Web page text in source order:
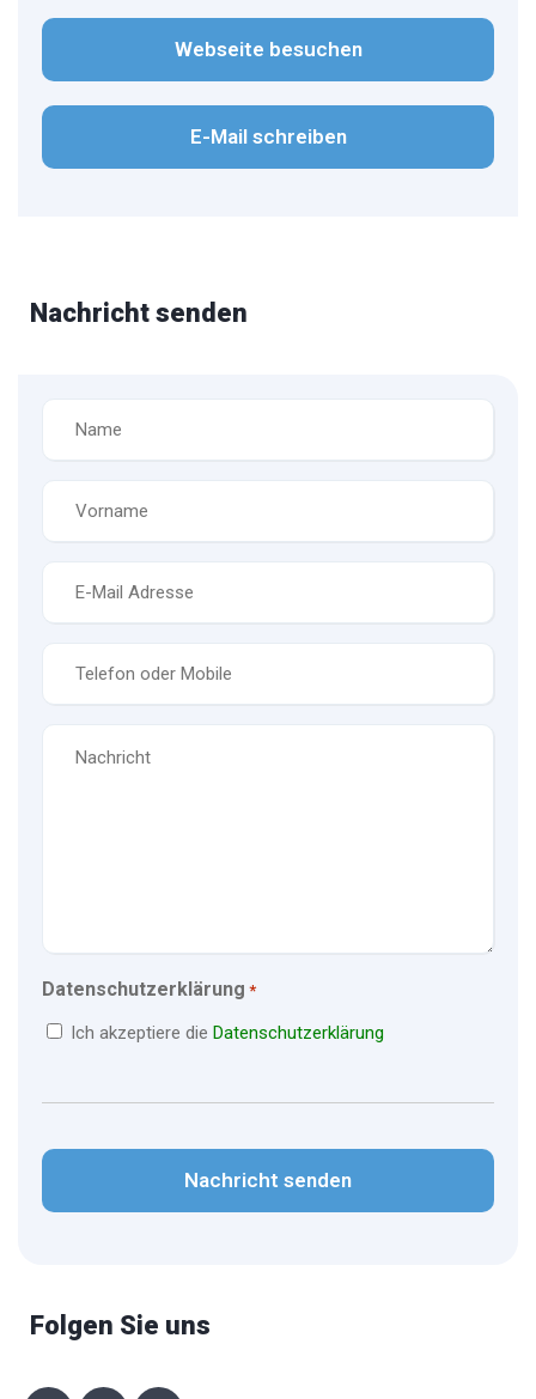
Webseite besuchen
E-Mail schreiben
Nachricht senden
Datenschutzerklärung *
Ich akzeptiere die Datenschutzerklärung
Folgen Sie uns